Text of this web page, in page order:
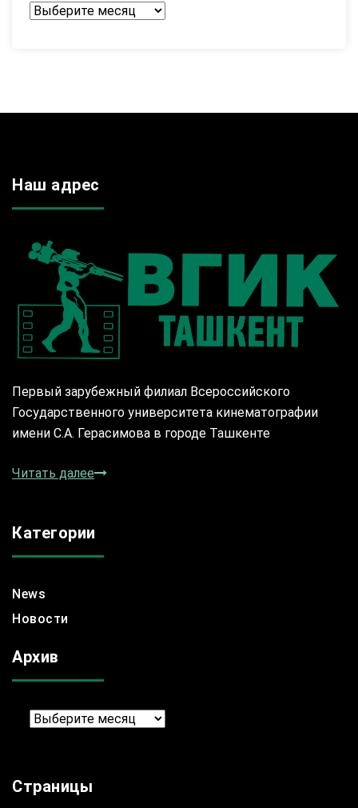
Архив
Наш адрес
Первый зарубежный филиал Всероссийского
Государственного университета кинематографии
имени С.А. Герасимова в городе Ташкенте
Читать далее
Категории
News
Новости
Архив
Архив
Страницы